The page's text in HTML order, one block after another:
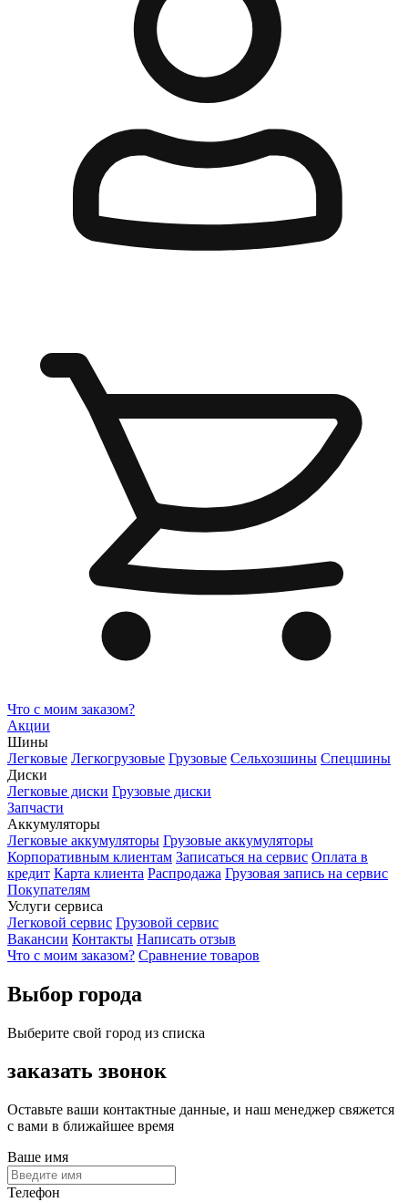
Что с моим заказом?
Акции
Шины
Легковые Легкогрузовые Грузовые Сельхозшины Спецшины
Диски
Легковые диски Грузовые диски
Запчасти
Аккумуляторы
Легковые аккумуляторы Грузовые аккумуляторы
Корпоративным клиентам Записаться на сервис Оплата в
кредит Карта клиента Распродажа Грузовая запись на сервис
Покупателям
Услуги сервиса
Легковой сервис Грузовой сервис
Вакансии Контакты Написать отзыв
Что с моим заказом? Сравнение товаров
Выбор города
Выберите свой город из списка
заказать звонок
Оставьте ваши контактные данные, и наш менеджер свяжется
с вами в ближайшее время
Ваше имя
Телефон